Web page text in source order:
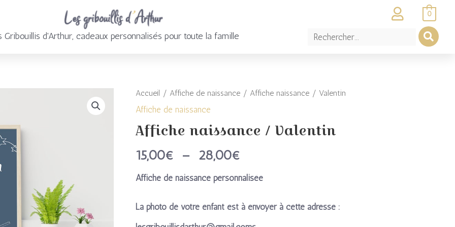
Gribouillis d'Arthur, cadeaux personnalisés pour toute la famille
0
Accueil / Affiche de naissance / Affiche naissance / Valentin
Affiche de naissance
Affiche naissance / Valentin
15,00€ – 28,00€
Plage
prix :
à
28,00€
Affiche de naissance personnalisée
La photo de votre enfant est à envoyer à cette adresse :
quantité
Affiche
naissance
/